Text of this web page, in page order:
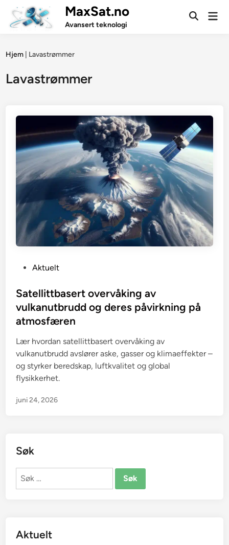
content
MaxSat.no
Avansert teknologi
Open
Hjem Lavastrømmer
Lavastrømmer
s
t
i
n
Aktuelt
Satellittbasert overvåking av
vulkanutbrudd og deres påvirkning på
atmosfæren
Lær hvordan satellittbasert overvåking av
vulkanutbrudd avslører aske, gasser og klimaeffekter –
og styrker beredskap, luftkvalitet og global
flysikkerhet.
juni 24, 2026
Søk
Søk
Aktuelt